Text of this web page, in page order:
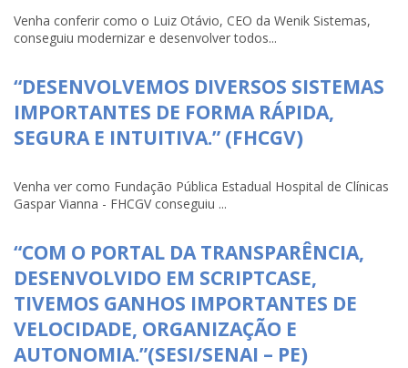
Venha conferir como o Luiz Otávio, CEO da Wenik Sistemas,
conseguiu modernizar e desenvolver todos...
“DESENVOLVEMOS DIVERSOS SISTEMAS
IMPORTANTES DE FORMA RÁPIDA,
SEGURA E INTUITIVA.” (FHCGV)
Venha ver como Fundação Pública Estadual Hospital de Clínicas
Gaspar Vianna - FHCGV conseguiu ...
“COM O PORTAL DA TRANSPARÊNCIA,
DESENVOLVIDO EM SCRIPTCASE,
TIVEMOS GANHOS IMPORTANTES DE
VELOCIDADE, ORGANIZAÇÃO E
AUTONOMIA.”(SESI/SENAI – PE)